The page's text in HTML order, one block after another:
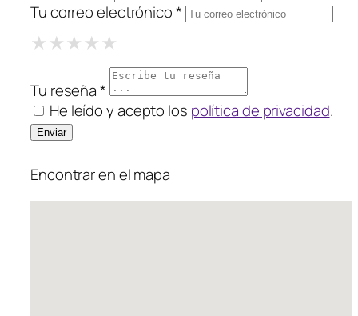
Tu correo electrónico *
★1 Star
★★2 Stars
★★★3 Stars
★★★★4 Stars
★★★★★
Tu reseña *
He leído y acepto los política de privacidad.
Encontrar en el mapa